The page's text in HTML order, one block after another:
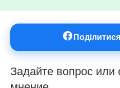
Задайте вопрос или